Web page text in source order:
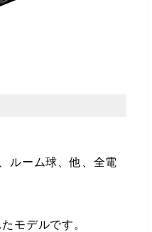
ルーム球、他、全電
モデルです。